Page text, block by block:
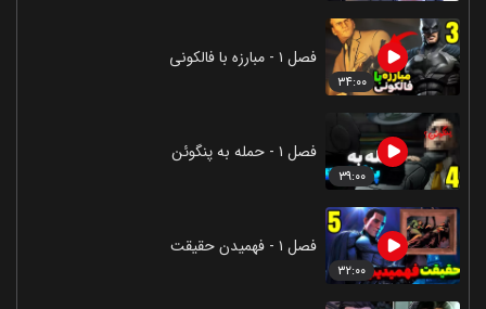
۳۴:۰۰
فصل ۱ - مبارزه با فالکونی
۳۹:۰۰
فصل ۱ - حمله به پنگوئن
۳۲:۰۰
فصل ۱ - فهمیدن حقیقت